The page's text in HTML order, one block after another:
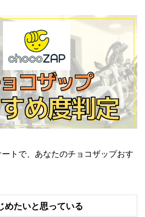
トで、あなたのチョコザップおす
めたいと思っている